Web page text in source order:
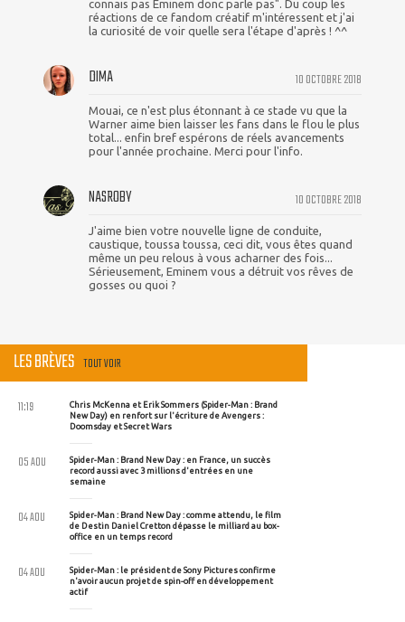
connais pas Eminem donc parle pas". Du coup les
réactions de ce fandom créatif m'intéressent et j'ai
la curiosité de voir quelle sera l'étape d'après ! ^^
10 OCTOBRE 2018
DIMA
Mouai, ce n'est plus étonnant à ce stade vu que la
Warner aime bien laisser les fans dans le flou le plus
total... enfin bref espérons de réels avancements
pour l'année prochaine. Merci pour l'info.
10 OCTOBRE 2018
NASROBY
J'aime bien votre nouvelle ligne de conduite,
caustique, toussa toussa, ceci dit, vous êtes quand
même un peu relous à vous acharner des fois...
Sérieusement, Eminem vous a détruit vos rêves de
gosses ou quoi ?
LES BRÈVES TOUT VOIR
Chris McKenna et Erik Sommers (Spider-Man : Brand
New Day) en renfort sur l'écriture de Avengers :
Doomsday et Secret Wars
11:19
Spider-Man : Brand New Day : en France, un succès
record aussi avec 3 millions d'entrées en une
semaine
05 AOU
Spider-Man : Brand New Day : comme attendu, le film
de Destin Daniel Cretton dépasse le milliard au box-
office en un temps record
04 AOU
Spider-Man : le président de Sony Pictures confirme
n'avoir aucun projet de spin-off en développement
actif
04 AOU